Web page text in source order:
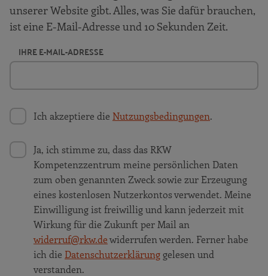
unserer Website gibt. Alles, was Sie dafür brauchen,
ist eine E-Mail-Adresse und 10 Sekunden Zeit.
IHRE E-MAIL-ADRESSE
Ich akzeptiere die Nutzungsbedingungen.
Ja, ich stimme zu, dass das RKW
Kompetenzzentrum meine persönlichen Daten
zum oben genannten Zweck sowie zur Erzeugung
eines kostenlosen Nutzerkontos verwendet. Meine
Einwilligung ist freiwillig und kann jederzeit mit
Wirkung für die Zukunft per Mail an
widerruf@rkw.dewiderrufen werden. Ferner habe
ich die Datenschutzerklärunggelesen und
verstanden.